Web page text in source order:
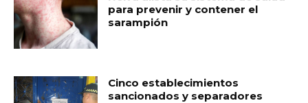
para prevenir y contener el
sarampión
Cinco establecimientos
sancionados y separadores